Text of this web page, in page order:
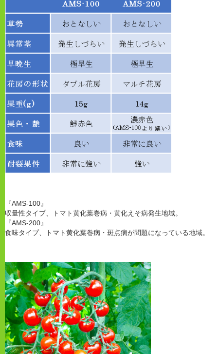
『AMS-100』
収量性タイプ、トマト黄化葉巻病・黄化えそ病発生地域。
『AMS-200』
食味タイプ、トマト黄化葉巻病・斑点病が問題になっている地域。